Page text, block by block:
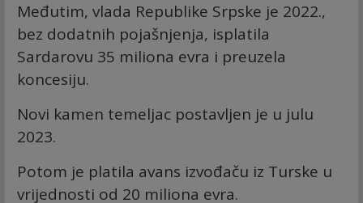
Međutim, vlada Republike Srpske je 2022.,
bez dodatnih pojašnjenja, isplatila
Sardarovu 35 miliona evra i preuzela
koncesiju.
Novi kamen temeljac postavljen je u julu
2023.
Potom je platila avans izvođaču iz Turske u
vrijednosti od 20 miliona evra.